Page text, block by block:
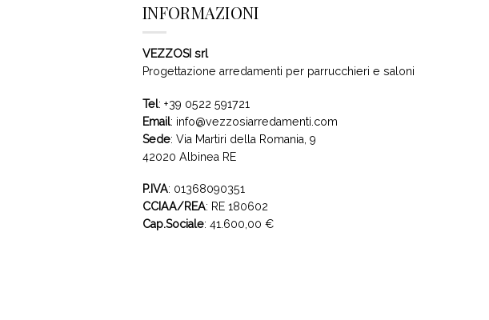
INFORMAZIONI
VEZZOSI srl
Progettazione arredamenti per parrucchieri e saloni
Tel: +39 0522 591721
Email: info@vezzosiarredamenti.com
Sede: Via Martiri della Romania, 9
42020 Albinea RE
P.IVA: 01368090351
CCIAA/REA: RE 180602
Cap.Sociale: 41.600,00 €